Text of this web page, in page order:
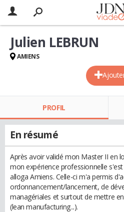
Julien LEBRUN
AMIENS
PROFIL
En résumé
Après avoir validé mon Master II en
mon expérience professionnelle
alloga Amiens. Celle-ci m'a permis
ordonnancement/lancement, de
managériales et surtout de mettre
(lean manufacturing...).